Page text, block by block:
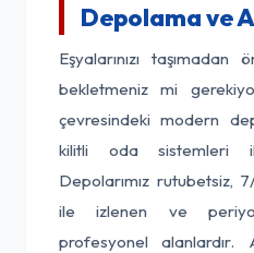
Depolama ve
Eşyalarınızı
bekletmeniz mi
çevresindeki modern
kilitli oda sistemleri
Depolarımız rutubetsiz,
ile izlenen ve
profesyonel alanlardır.